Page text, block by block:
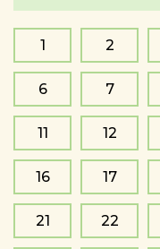
1 2
6 7
11 12
16 17
21 22